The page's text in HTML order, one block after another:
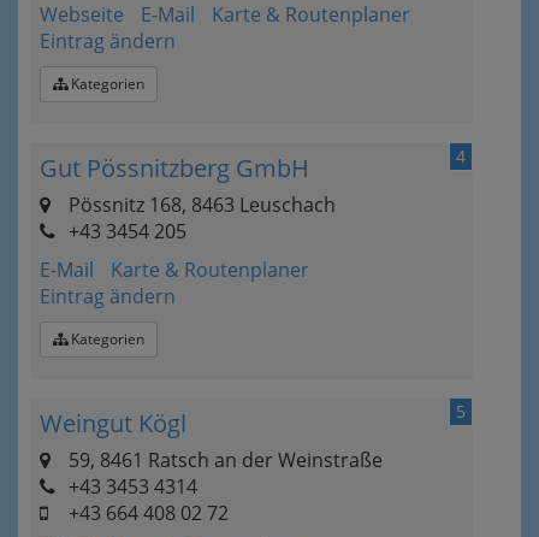
Webseite
E-Mail
Karte & Routenplaner
Eintrag ändern
Kategorien
4
Gut Pössnitzberg GmbH
Pössnitz 168, 8463 Leuschach
+43 3454 205
E-Mail
Karte & Routenplaner
Eintrag ändern
Kategorien
5
Weingut Kögl
59, 8461 Ratsch an der Weinstraße
+43 3453 4314
+43 664 408 02 72